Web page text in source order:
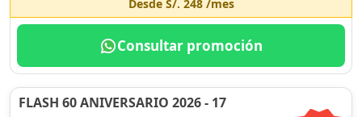
Desde S/. 248/mes
Consultar promoción
FLASH 60 ANIVERSARIO 2026 - 17